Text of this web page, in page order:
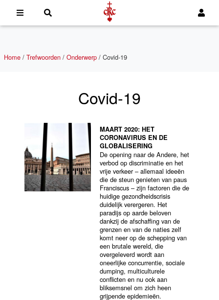
Home / Trefwoorden / Onderwerp / Covid-19
Covid-19
MAART 2020: HET
CORONAVIRUS EN DE
GLOBALISERING
De opening naar de Andere, het
verbod op discriminatie en het
vrije verkeer – allemaal ideeën
die de steun genieten van paus
Franciscus – zijn factoren die de
huidige gezondheidscrisis
duidelijk verergeren. Het
paradijs op aarde beloven
dankzij de afschaffing van de
grenzen en van de naties zelf
komt neer op de schepping van
een brutale wereld, die
overgeleverd wordt aan
oneerlijke concurrentie, sociale
dumping, multiculturele
conflicten en nu ook aan
bliksemsnel om zich heen
grijpende epidemieën.